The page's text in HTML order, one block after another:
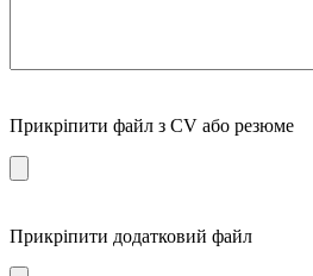
Прикріпити файл з CV або резюме
Прикріпити додатковий файл